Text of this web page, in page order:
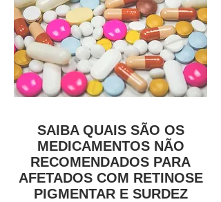
SAIBA QUAIS SÃO OS
MEDICAMENTOS NÃO
RECOMENDADOS PARA
AFETADOS COM RETINOSE
PIGMENTAR E SURDEZ